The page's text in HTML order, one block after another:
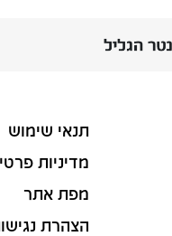
תנאי שימוש
מדיניות
מפת אתר
הצהרת